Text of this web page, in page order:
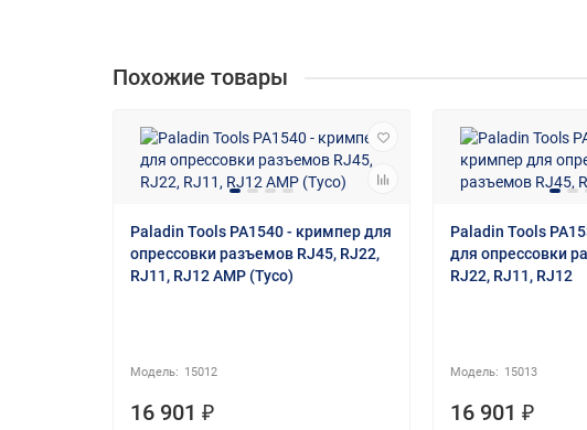
Похожие товары
Paladin Tools PA1540 - кримпер для
опрессовки разъемов RJ45, RJ22,
RJ11, RJ12 AMP (Tyco)
15012
16 901 ₽
Paladin Tools
для опрессовки
RJ22, RJ11, RJ12
15013
16 901 ₽